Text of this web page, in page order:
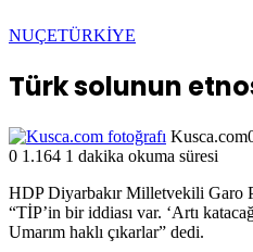
NUÇETÜRKİYE
Türk solunun
Kusca.com
0 1.164 1 dakika okuma süresi
HDP Diyarbakır Milletvekili Garo
“TİP’in bir iddiası var. ‘Artı
Umarım haklı çıkarlar” dedi.